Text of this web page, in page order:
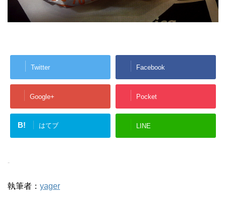
Twitter Facebook
Google+ Pocket
B! はてブ LINE
-
執筆者： yager